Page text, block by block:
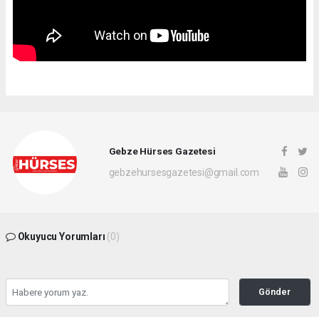
Gebze Hürses Gazetesi
gebzehursesgazetesi@gmail.com
Okuyucu Yorumları (0)
Gönder